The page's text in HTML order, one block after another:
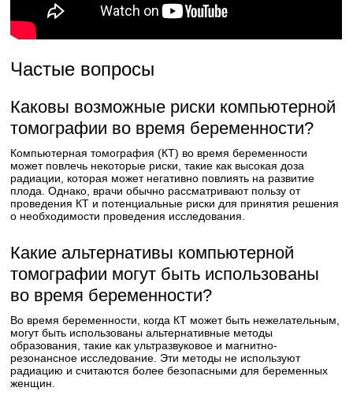
Частые вопросы
Каковы возможные риски компьютерной
томографии во время беременности?
Компьютерная томография (КТ) во время беременности
может повлечь некоторые риски, такие как высокая доза
радиации, которая может негативно повлиять на развитие
плода. Однако, врачи обычно рассматривают пользу от
проведения КТ и потенциальные риски для принятия решения
о необходимости проведения исследования.
Какие альтернативы компьютерной
томографии могут быть использованы
во время беременности?
Во время беременности, когда КТ может быть нежелательным,
могут быть использованы альтернативные методы
образования, такие как ультразвуковое и магнитно-
резонансное исследование. Эти методы не используют
радиацию и считаются более безопасными для беременных
женщин.